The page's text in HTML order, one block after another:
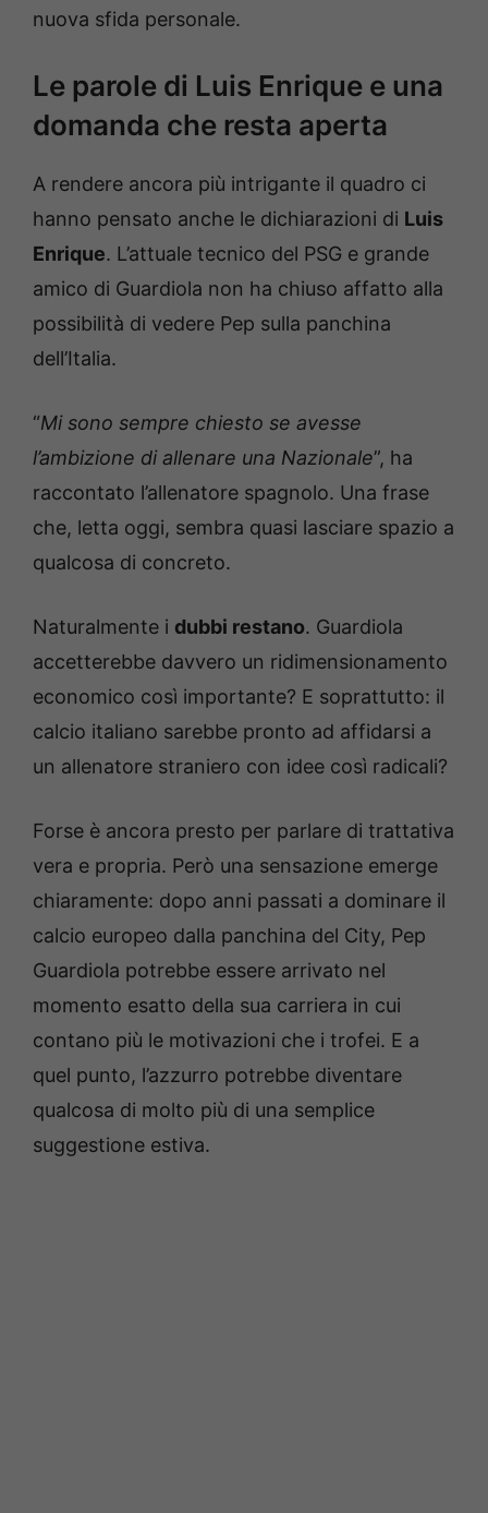
nuova sfida personale.
Le parole di Luis Enrique e una
domanda che resta aperta
A rendere ancora più intrigante il quadro ci
hanno pensato anche le dichiarazioni di Luis
Enrique. L’attuale tecnico del PSG e grande
amico di Guardiola non ha chiuso affatto alla
possibilità di vedere Pep sulla panchina
dell’Italia.
“Mi sono sempre chiesto se avesse
l’ambizione di allenare una Nazionale”, ha
raccontato l’allenatore spagnolo. Una frase
che, letta oggi, sembra quasi lasciare spazio a
qualcosa di concreto.
Naturalmente i dubbi restano. Guardiola
accetterebbe davvero un ridimensionamento
economico così importante? E soprattutto: il
calcio italiano sarebbe pronto ad affidarsi a
un allenatore straniero con idee così radicali?
Forse è ancora presto per parlare di trattativa
vera e propria. Però una sensazione emerge
chiaramente: dopo anni passati a dominare il
calcio europeo dalla panchina del City, Pep
Guardiola potrebbe essere arrivato nel
momento esatto della sua carriera in cui
contano più le motivazioni che i trofei. E a
quel punto, l’azzurro potrebbe diventare
qualcosa di molto più di una semplice
suggestione estiva.